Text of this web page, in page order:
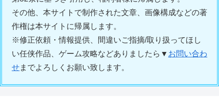
その他、本サイトで制作された文章、画像構成などの著
作権は本サイトに帰属します。
※修正依頼・情報提供、間違いご指摘/取り扱ってほし
い任侠作品、ゲーム攻略などありましたら▼ お問い合わ
せまでよろしくお願い致します。